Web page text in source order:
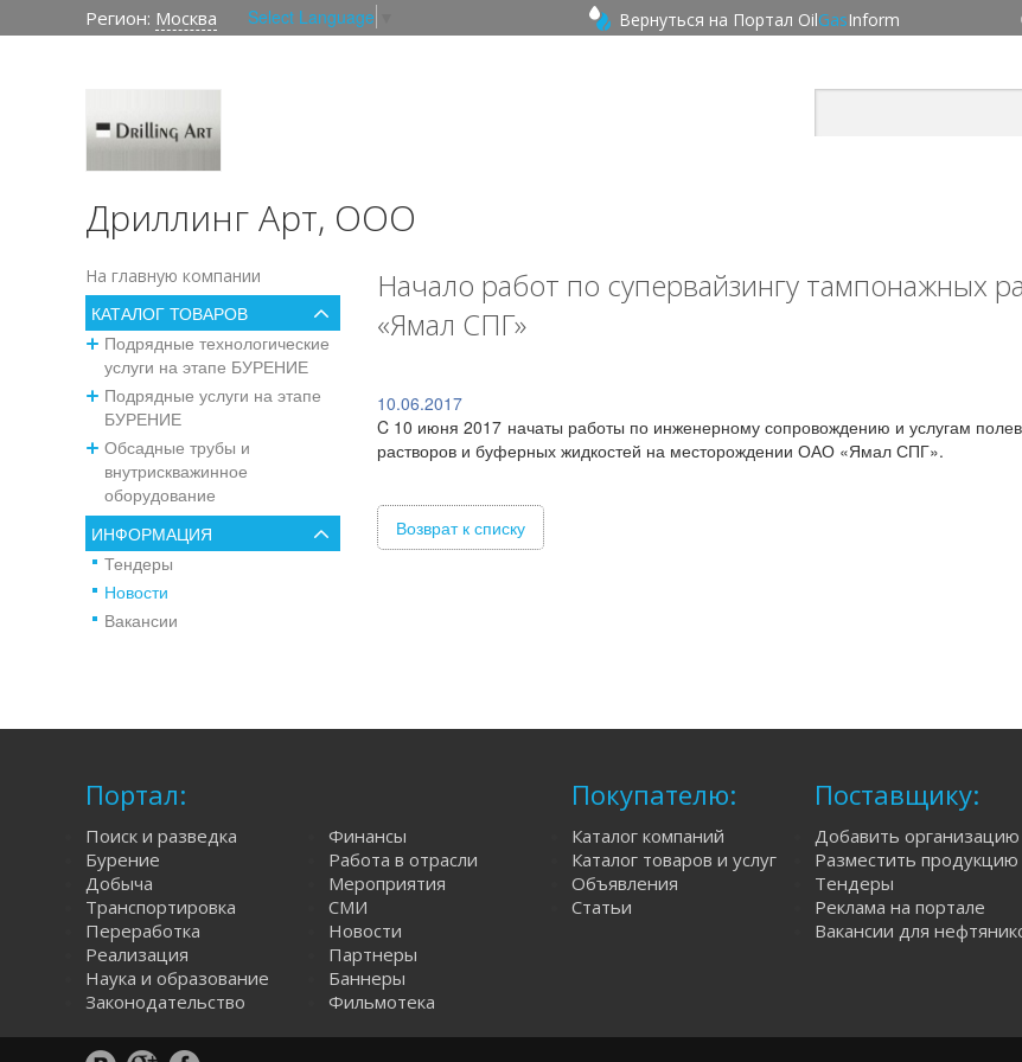
Регион: Москва Select Language Вернуться на Портал OilGasInform
Дриллинг Арт, ООО
На главную компании
КАТАЛОГ ТОВАРОВ
Подрядные технологические
услуги на этапе БУРЕНИЕ
Подрядные услуги на этапе
БУРЕНИЕ
Обсадные трубы и
внутрискважинное
оборудование
ИНФОРМАЦИЯ
Тендеры
Новости
Вакансии
Начало работ по супервайзингу тампонажных
«Ямал СПГ»
10.06.2017
C 10 июня 2017 начаты работы по инженерному сопровождению и услугам
растворов и буферных жидкостей на месторождении ОАО «Ямал СПГ».
Возврат к списку
Портал:
Поиск и разведка
Бурение
Добыча
Транспортировка
Переработка
Реализация
Наука и образование
Законодательство
Финансы
Работа в отрасли
Мероприятия
СМИ
Новости
Партнеры
Баннеры
Фильмотека
Покупателю:
Каталог компаний
Каталог товаров и услуг
Объявления
Статьи
Поставщику:
Добавить организацию
Разместить продукцию
Тендеры
Реклама на портале
Вакансии для